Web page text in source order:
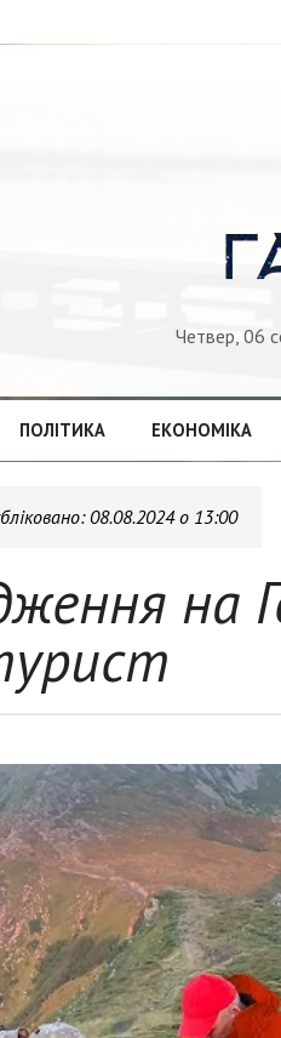
Четвер, 06
ПОЛІТИКА ЕКОНОМІКА
08.08.2024 о 13:00
на